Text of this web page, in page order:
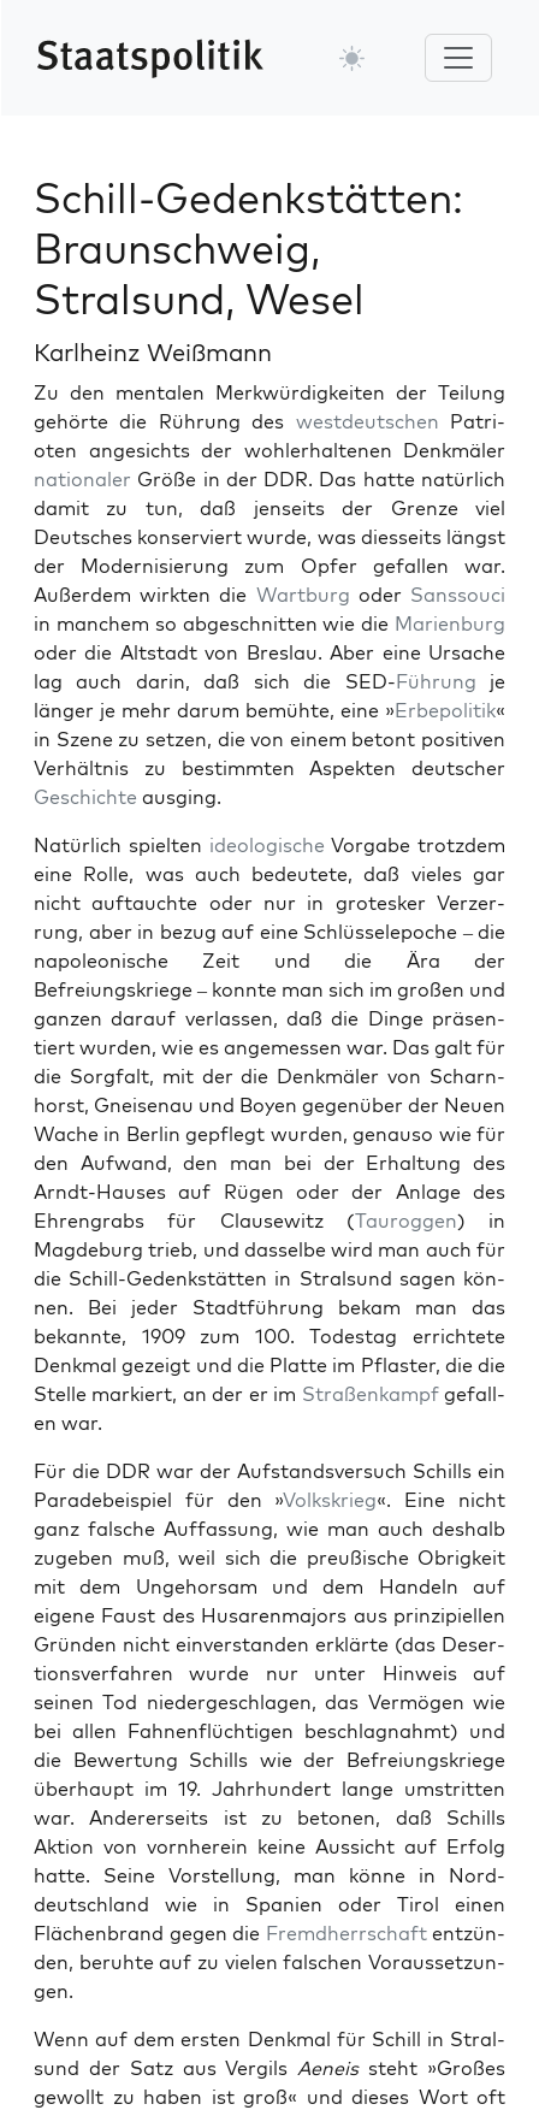
Schill-Gedenkstätten:
Braunschweig,
Stralsund, Wesel
Karlheinz Weißmann
Zu den men­tal­en Merk­würdigkeit­en der Teilung
gehörte die Rührung des west­deutschen Patri­
oten angesichts der wohler­hal­te­nen Denkmäler
nationaler Größe in der DDR. Das hat­te natür­lich
damit zu tun, daß jen­seits der Gren­ze viel
Deutsches kon­serviert wurde, was dies­seits längst
der Mod­ernisierung zum Opfer gefall­en war.
Außer­dem wirk­ten die Wart­burg oder Sanssouci
in manchem so abgeschnit­ten wie die Marien­burg
oder die Alt­stadt von Bres­lau. Aber eine Ursache
lag auch darin, daß sich die SED-Führung je
länger je mehr darum bemühte, eine »Erbe­poli­tik«
in Szene zu set­zen, die von einem betont pos­i­tiv­en
Ver­hält­nis zu bes­timmten Aspek­ten deutsch­er
Geschichte aus­ging.
Natür­lich spiel­ten ide­ol­o­gis­che Vor­gabe trotz­dem
eine Rolle, was auch bedeutete, daß vieles gar
nicht auf­tauchte oder nur in grotesker Verz­er­
rung, aber in bezug auf eine Schlüs­se­le­poche – die
napoleonis­che Zeit und die Ära der
Befreiungskriege – kon­nte man sich im großen und
ganzen darauf ver­lassen, daß die Dinge präsen­
tiert wur­den, wie es angemessen war. Das galt für
die Sorgfalt, mit der die Denkmäler von Scharn­
horst, Gneise­nau und Boyen gegenüber der Neuen
Wache in Berlin gepflegt wur­den, genau­so wie für
den Aufwand, den man bei der Erhal­tung des
Arndt-Haus­es auf Rügen oder der Anlage des
Ehren­grabs für Clause­witz (Tau­roggen) in
Magde­burg trieb, und das­selbe wird man auch für
die Schill-Gedenkstät­ten in Stral­sund sagen kön­
nen. Bei jed­er Stadt­führung bekam man das
bekan­nte, 1909 zum 100. Todestag errichtete
Denkmal gezeigt und die Plat­te im Pflaster, die die
Stelle markiert, an der er im Straßenkampfgefall­
en war.
Für die DDR war der Auf­s­tandsver­such Schills ein
Parade­beispiel für den »Volk­skrieg«. Eine nicht
ganz falsche Auf­fas­sung, wie man auch deshalb
zugeben muß, weil sich die preußis­che Obrigkeit
mit dem Unge­hor­sam und dem Han­deln auf
eigene Faust des Husaren­ma­jors aus prinzip­iellen
Grün­den nicht ein­ver­standen erk­lärte (das Deser­
tionsver­fahren wurde nur unter Hin­weis auf
seinen Tod niedergeschla­gen, das Ver­mö­gen wie
bei allen Fah­nen­flüchti­gen beschlagnahmt) und
die Bew­er­tung Schills wie der Befreiungskriege
über­haupt im 19. Jahrhun­dert lange umstrit­ten
war. Ander­er­seits ist zu beto­nen, daß Schills
Aktion von vorn­here­in keine Aus­sicht auf Erfolg
hat­te. Seine Vorstel­lung, man könne in Nord­
deutsch­land wie in Spanien oder Tirol einen
Flächen­brand gegen die Fremd­herrschaftentzün­
den, beruhte auf zu vie­len falschen Voraus­set­zun­
gen.
Wenn auf dem ersten Denkmal für Schill in Stral­
sund der Satz aus VergilsAeneisste­ht »Großes
gewollt zu haben ist groß« und dieses Wort oft